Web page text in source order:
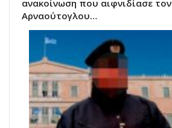
ανακοίνωση που αιφνιδίασε τον
Αρναούτογλου…